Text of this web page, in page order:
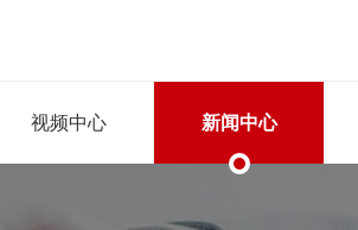
视频中心 新闻中心